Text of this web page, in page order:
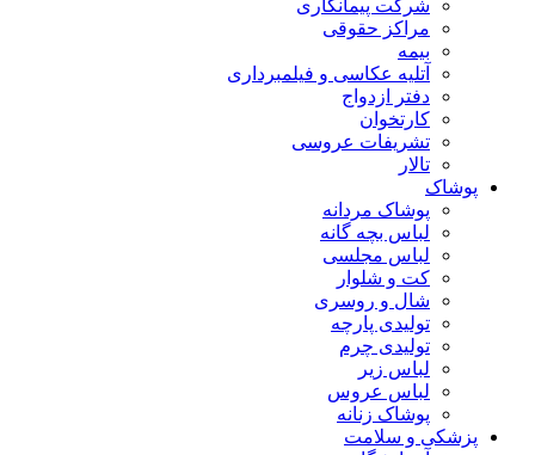
شرکت پیمانکاری
مراکز حقوقی
بیمه
آتلیه عکاسی و فیلمبرداری
دفتر ازدواج
کارتخوان
تشریفات عروسی
تالار
پوشاک
پوشاک مردانه
لباس بچه گانه
لباس مجلسی
کت و شلوار
شال و روسری
تولیدی پارچه
تولیدی چرم
لباس زیر
لباس عروس
پوشاک زنانه
پزشکی و سلامت